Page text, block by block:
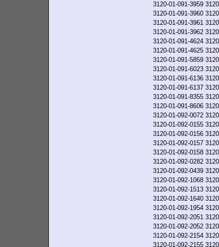
3120-01-091-3959
3120-01-091-3960
3120-01-091-3961
3120-01-091-3962
3120-01-091-4624
3120-01-091-4625
3120-01-091-5859
3120-01-091-6023
3120-01-091-6136
3120-01-091-6137
3120-01-091-8355
3120-01-091-8606
3120-01-092-0072
3120-01-092-0155
3120-01-092-0156
3120-01-092-0157
3120-01-092-0158
3120-01-092-0282
3120-01-092-0439
3120-01-092-1068
3120-01-092-1513
3120-01-092-1640
3120-01-092-1954
3120-01-092-2051
3120-01-092-2052
3120-01-092-2154
3120-01-092-2155